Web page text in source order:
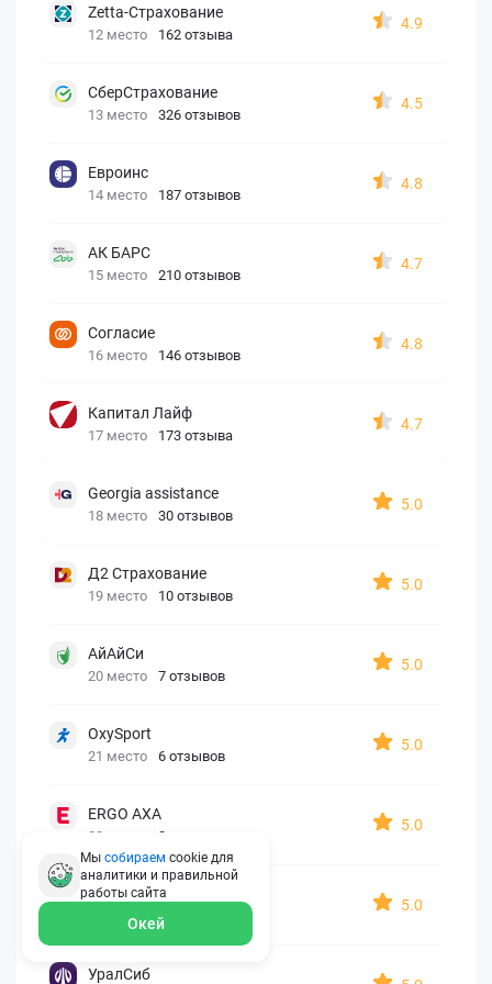
Zetta-Страхование
12 место 162 отзыва
4.9
СберСтрахование
13 место 326 отзывов
4.5
Евроинс
14 место 187 отзывов
4.8
АК БАРС
15 место 210 отзывов
4.7
Согласие
16 место 146 отзывов
4.8
Капитал Лайф
17 место 173 отзыва
4.7
Georgia assistance
18 место 30 отзывов
5.0
Д2 Страхование
19 место 10 отзывов
5.0
АйАйСи
20 место 7 отзывов
5.0
OxySport
21 место 6 отзывов
5.0
ERGO AXA
22 место 2 отзыва
5.0
Oxy Travel Premium
23 место 1 отзыв
5.0
УралСиб
Мы собираем cookie для
аналитики и правильной
работы сайта
Окей